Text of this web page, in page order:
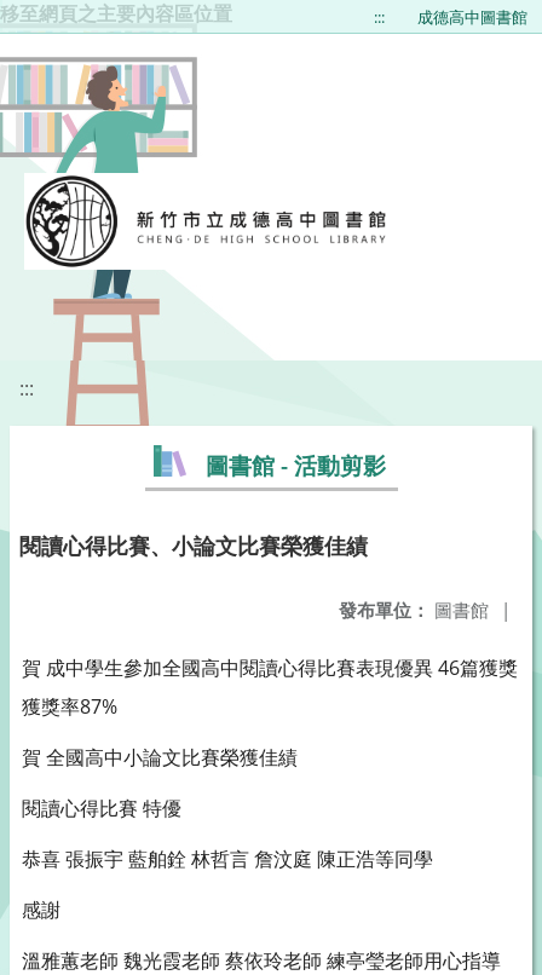
移至網頁之主要內容區位置 ::: 成德高中圖書館
:::
圖書館 - 活動剪影
閱讀心得比賽、小論文比賽榮獲佳績
發布單位： 圖書館 |
賀 成中學生參加全國高中閱讀心得比賽表現優異 46篇獲獎
獲獎率87%
賀 全國高中小論文比賽榮獲佳績
閱讀心得比賽 特優
恭喜 張振宇 藍舶銓 林哲言 詹汶庭 陳正浩等同學
感謝
溫雅蕙老師 魏光霞老師 蔡依玲老師 練亭瑩老師用心指導